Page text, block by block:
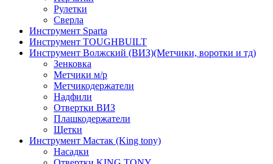
Рулетки
Сверла
Инструмент Sparta
Инструмент TOUGHBUILT
Инструмент Волжский (ВИЗ)(Метчики, воротки и тд)
Зенковка
Метчики м/р
Метчикодержатели
Надфили
Отвертки ВИЗ
Плашкодержатели
Щетки
Инструмент Мастак (King tony)
Насадки